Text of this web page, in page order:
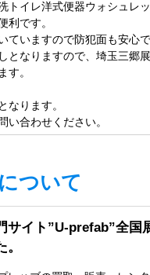
トイレ洋式便器ウォシュレ
利です。
ていますので防犯面も安心で
となりますので、埼玉三郷
す。
なります。
い合わせください。
ついて
サイト”U-prefab”全国